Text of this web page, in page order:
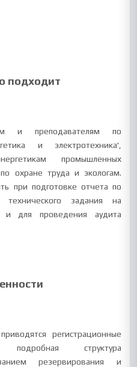
подходит
и преподавателям по
и электротехника',
промышленных
охране труда и экологам.
при подготовке отчета по
технического задания на
и для проведения аудита
регистрационные
структура
резервирования и